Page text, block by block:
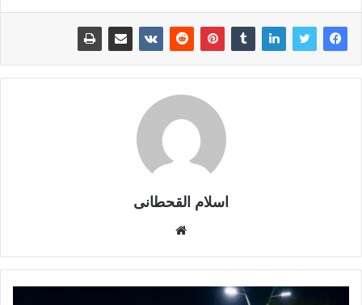
اسلام القحطانى
ق
ع